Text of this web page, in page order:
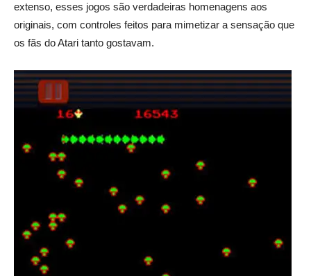
extenso, esses jogos são verdadeiras homenagens aos
originais, com controles feitos para mimetizar a sensação que
os fãs do Atari tanto gostavam.